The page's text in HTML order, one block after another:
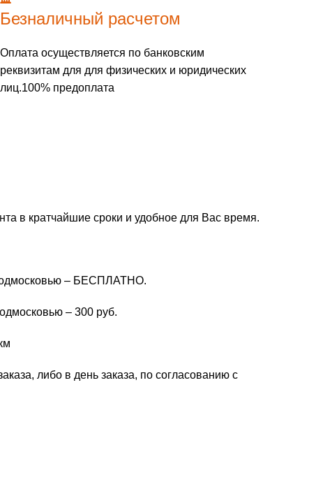
Безналичный расчетом
Оплата осуществляется по банковским
реквизитам для для физических и юридических
лиц.100% предоплата
в кратчайшие сроки и удобное для Вас время.
– БЕСПЛАТНО.
– 300 руб.
либо в день заказа, по согласованию с